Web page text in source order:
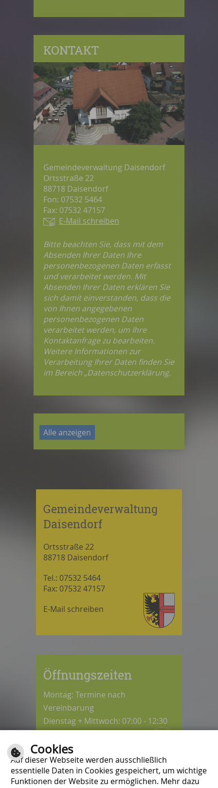
KONTAKT
Gemeindeverwaltung Daisendorf
Ortsstraße 22
88718 Daisendorf
Fon: 07532 5464
Fax: 07532 47157
E-Mail schreiben
Bitte beachten Sie, dass mit dem
Absenden Ihrer Daten Ihre
personenbezogenen Daten erfasst
und verarbeitet werden. Mit
Absenden Ihrer Daten erklären Sie
sich damit einverstanden, dass die
von Ihnen angegebenen
personenbezogenen Daten
verarbeitet werden, um Ihre
Kontaktanfrage zu bearbeiten.
Weitere Informationen zur
Verarbeitung Ihrer Daten finden Sie
im Bereich „Datenschutzerklärung.
Alle anzeigen
Gemeindeverwaltung
Daisendorf
Ortsstraße 22
88718 Daisendorf
Tel.: 07532 5464
Fax: 07532 47157
E-Mail schreiben
Öffnungszeiten
Montag: Termine nach
Vereinbarung
Dienstag + Mittwoch: 07:00 - 12:30
Donnerstag: 08:30 - 12:30 / 14:00 -
18:00 Uhr
Freitag: 07:00 - 12:00 Uhr
Cookies
Auf dieser Webseite werden ausschließlich
essentielle Daten in Cookies gespeichert, um wichtige
Funktionen der Website zu ermöglichen. Mehr dazu